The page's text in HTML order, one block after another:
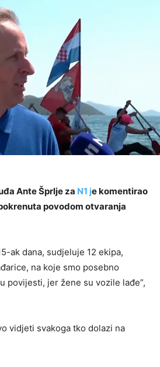
Ante Šprlje za N1 je komentirao
povodom otvaranja
ak dana, sudjeluje 12 ekipa,
na koje smo posebno
povijesti, jer žene su vozile lađe”,
vidjeti svakoga tko dolazi na